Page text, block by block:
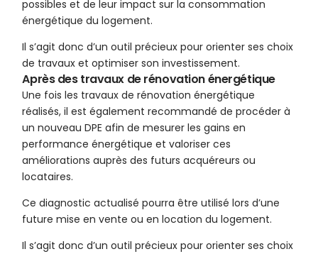
possibles et de leur impact sur la consommation
énergétique du logement.
Il s’agit donc d’un outil précieux pour orienter ses choix
de travaux et optimiser son investissement.
Après des travaux de rénovation énergétique
Une fois les travaux de rénovation énergétique
réalisés, il est également recommandé de procéder à
un nouveau DPE afin de mesurer les gains en
performance énergétique et valoriser ces
améliorations auprès des futurs acquéreurs ou
locataires.
Ce diagnostic actualisé pourra être utilisé lors d’une
future mise en vente ou en location du logement.
Il s’agit donc d’un outil précieux pour orienter ses choix